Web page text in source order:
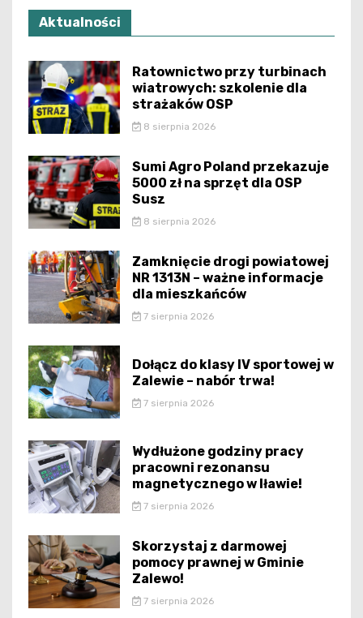
Aktualności
Ratownictwo przy turbinach
wiatrowych: szkolenie dla
strażaków OSP
8 sierpnia 2026
Sumi Agro Poland przekazuje
5000 zł na sprzęt dla OSP
Susz
8 sierpnia 2026
Zamknięcie drogi powiatowej
NR 1313N – ważne informacje
dla mieszkańców
7 sierpnia 2026
Dołącz do klasy IV sportowej w
Zalewie – nabór trwa!
7 sierpnia 2026
Wydłużone godziny pracy
pracowni rezonansu
magnetycznego w Iławie!
7 sierpnia 2026
Skorzystaj z darmowej
pomocy prawnej w Gminie
Zalewo!
7 sierpnia 2026